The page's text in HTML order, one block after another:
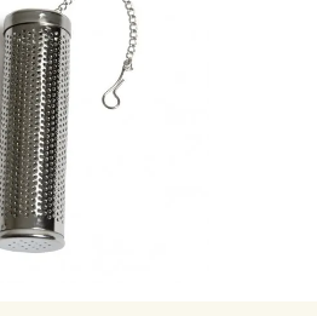
16 februari 2026
Enkel een score, geen toelichting